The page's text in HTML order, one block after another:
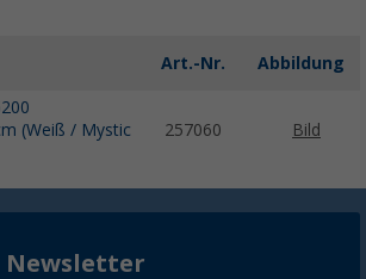
Art.-Nr. Abbildung
(Weiß / Mystic
257060 Bild
Newsletter